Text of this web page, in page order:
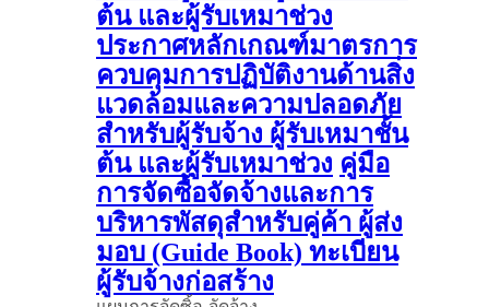
ต้น และผู้รับเหมาช่วง
ประกาศหลักเกณฑ์มาตรการ
ควบคุมการปฏิบัติงานด้านสิ่ง
แวดล้อมและความปลอดภัย
สำหรับผู้รับจ้าง ผู้รับเหมาชั้น
ต้น และผู้รับเหมาช่วง คู่มือ
การจัดซื้อจัดจ้างและการ
บริหารพัสดุสำหรับคู่ค้า ผู้ส่ง
มอบ (Guide Book) ทะเบียน
ผู้รับจ้างก่อสร้าง